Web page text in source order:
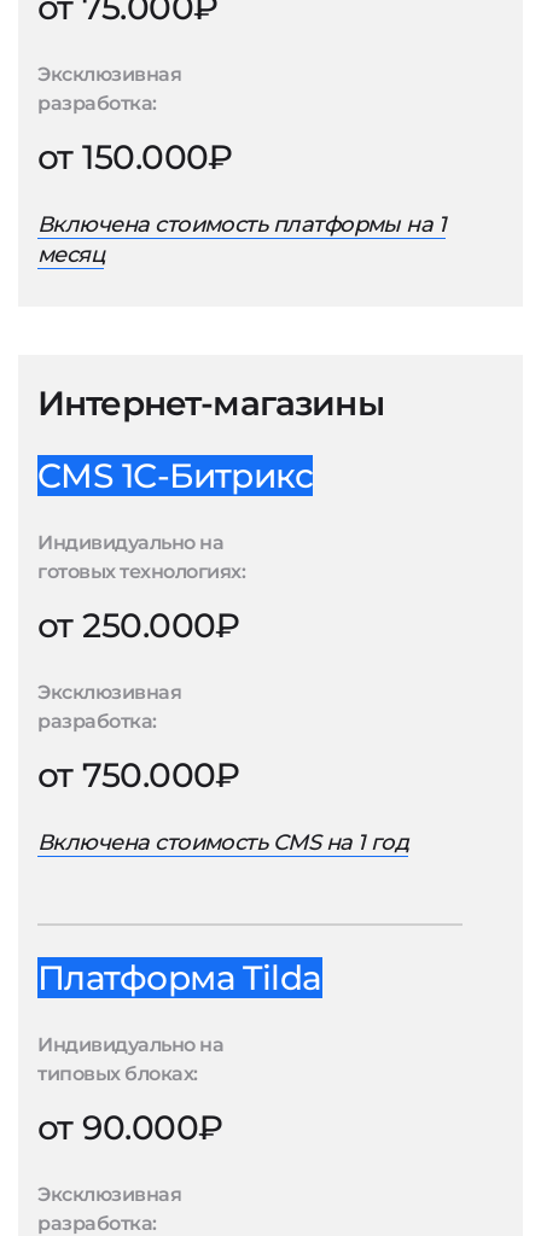
Эксклюзивная
разработка:
от 150.000₽
Включена стоимость платформы на 1
месяц
Интернет-магазины
CMS 1С-Битрикс
Индивидуально на
готовых технологиях:
от 250.000₽
Эксклюзивная
разработка:
от 750.000₽
Включена стоимость CMS на 1 год
Платформа Tilda
Индивидуально на
типовых блоках:
от 90.000₽
Эксклюзивная
разработка: